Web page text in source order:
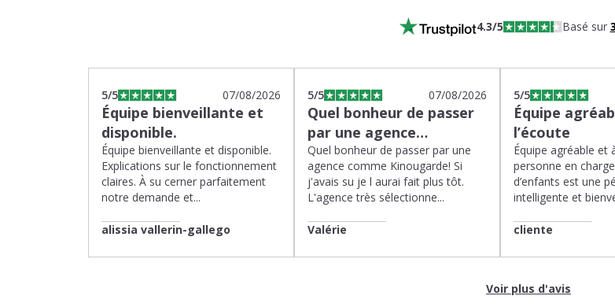
4.3/5 Basé sur
5/5 07/08/2026
Équipe bienveillante et
disponible.
Équipe bienveillante et disponible.
Explications sur le fonctionnement
claires. À su cerner parfaitement
notre demande et...
alissia vallerin-gallego
5/5 07/08/2026
Quel bonheur de passer
par une agence…
Quel bonheur de passer par une
agence comme Kinougarde! Si
j'avais su je l aurai fait plus tôt.
L'agence très sélectionne...
Valérie
5/5
Équipe
l’écoute
Équipe agréable et
personne en
d’enfants est une
intelligente et
cliente
Voir plus d'avis